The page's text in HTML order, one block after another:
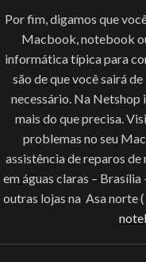
Por fim, digamos que
Macbook, notebook
informática típica para
são de que você sairá
necessário. Na Netshop
mais do que precisa.
problemas no seu
assistência de reparos
emáguas claras – Brasília
outras lojas na Asa norte